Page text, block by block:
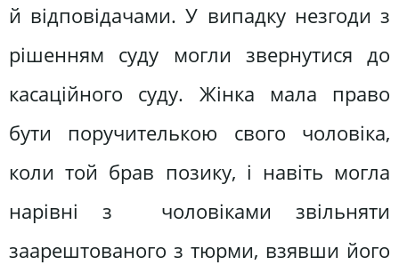
й відповідачами. У випадку незгоди з
рішенням суду могли звернутися до
касаційного суду. Жінка мала право
бути поручителькою свого чоловіка,
коли той брав позику, і навіть могла
нарівні з чоловіками звільняти
заарештованого з тюрми, взявши його